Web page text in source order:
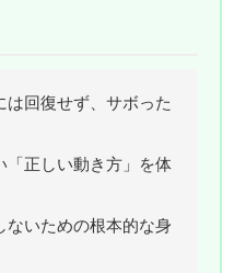
回復せず、サボった
「正しい動き方」を体
ないための根本的な身